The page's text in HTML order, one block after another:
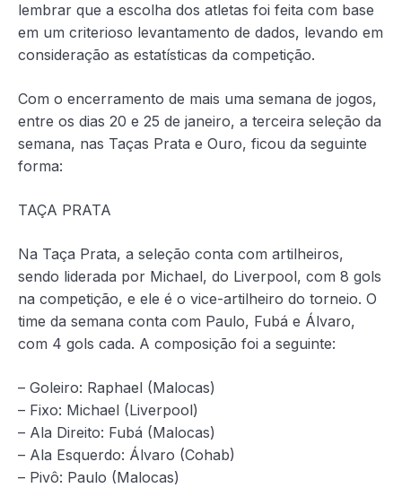
lembrar que a escolha dos atletas foi feita com base
em um criterioso levantamento de dados, levando em
consideração as estatísticas da competição.
Com o encerramento de mais uma semana de jogos,
entre os dias 20 e 25 de janeiro, a terceira seleção da
semana, nas Taças Prata e Ouro, ficou da seguinte
forma:
TAÇA PRATA
Na Taça Prata, a seleção conta com artilheiros,
sendo liderada por Michael, do Liverpool, com 8 gols
na competição, e ele é o vice-artilheiro do torneio. O
time da semana conta com Paulo, Fubá e Álvaro,
com 4 gols cada. A composição foi a seguinte:
– Goleiro: Raphael (Malocas)
– Fixo: Michael (Liverpool)
– Ala Direito: Fubá (Malocas)
– Ala Esquerdo: Álvaro (Cohab)
– Pivô: Paulo (Malocas)